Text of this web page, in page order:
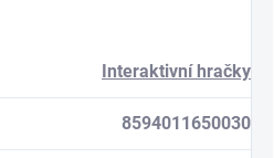
Interaktivní hračky
8594011650030